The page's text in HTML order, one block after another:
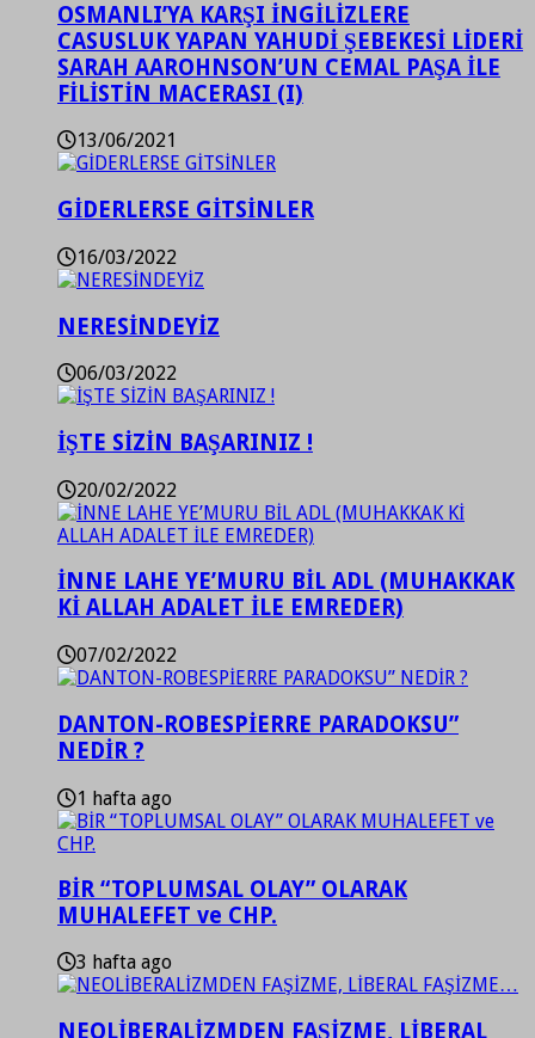
OSMANLI’YA KARŞI İNGİLİZLERE
CASUSLUK YAPAN YAHUDİ ŞEBEKESİ LİDERİ
SARAH AAROHNSON’UN CEMAL PAŞA İLE
FİLİSTİN MACERASI (I)
13/06/2021
GİDERLERSE GİTSİNLER
16/03/2022
NERESİNDEYİZ
06/03/2022
İŞTE SİZİN BAŞARINIZ !
20/02/2022
İNNE LAHE YE’MURU BİL ADL (MUHAKKAK
Kİ ALLAH ADALET İLE EMREDER)
07/02/2022
DANTON-ROBESPİERRE PARADOKSU”
NEDİR ?
1 hafta ago
BİR “TOPLUMSAL OLAY” OLARAK
MUHALEFET ve CHP.
3 hafta ago
NEOLİBERALİZMDEN FAŞİZME, LİBERAL